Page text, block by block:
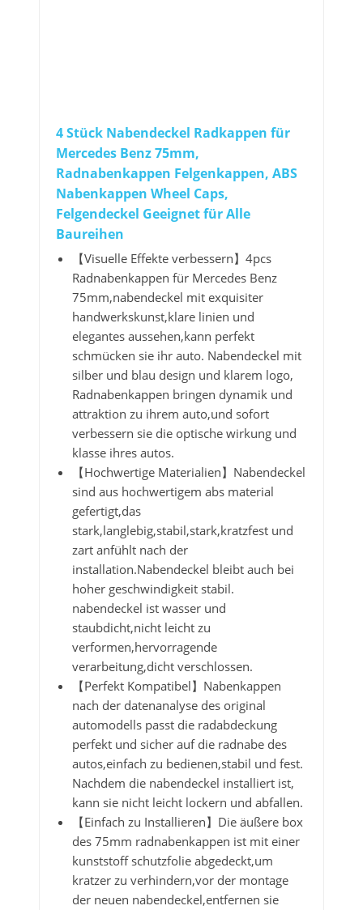
4 Stück Nabendeckel Radkappen für
Mercedes Benz 75mm,
Radnabenkappen Felgenkappen, ABS
Nabenkappen Wheel Caps,
Felgendeckel Geeignet für Alle
Baureihen
【Visuelle Effekte verbessern】4pcs
Radnabenkappen für Mercedes Benz
75mm,nabendeckel mit exquisiter
handwerkskunst,klare linien und
elegantes aussehen,kann perfekt
schmücken sie ihr auto. Nabendeckel mit
silber und blau design und klarem logo,
Radnabenkappen bringen dynamik und
attraktion zu ihrem auto,und sofort
verbessern sie die optische wirkung und
klasse ihres autos.
【Hochwertige Materialien】Nabendeckel
sind aus hochwertigem abs material
gefertigt,das
stark,langlebig,stabil,stark,kratzfest und
zart anfühlt nach der
installation.Nabendeckel bleibt auch bei
hoher geschwindigkeit stabil.
nabendeckel ist wasser und
staubdicht,nicht leicht zu
verformen,hervorragende
verarbeitung,dicht verschlossen.
【Perfekt Kompatibel】Nabenkappen
nach der datenanalyse des original
automodells passt die radabdeckung
perfekt und sicher auf die radnabe des
autos,einfach zu bedienen,stabil und fest.
Nachdem die nabendeckel installiert ist,
kann sie nicht leicht lockern und abfallen.
【Einfach zu Installieren】Die äußere box
des 75mm radnabenkappen ist mit einer
kunststoff schutzfolie abgedeckt,um
kratzer zu verhindern,vor der montage
der neuen nabendeckel,entfernen sie